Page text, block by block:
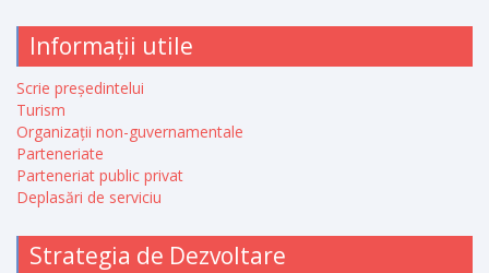
Informații utile
Scrie președintelui
Turism
Organizații non-guvernamentale
Parteneriate
Parteneriat public privat
Deplasări de serviciu
Strategia de Dezvoltare